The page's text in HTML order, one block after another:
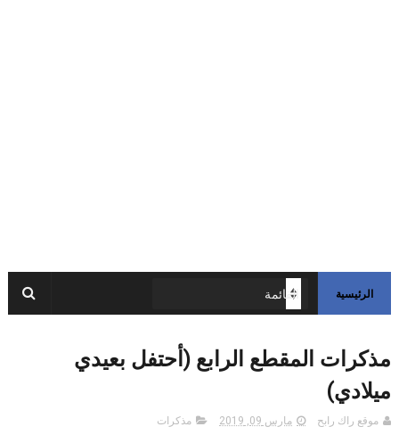
الرئيسية
مذكرات المقطع الرابع (أحتفل بعيدي
ميلادي)
موقع راك رابح مارس 09, 2019 مذكرات